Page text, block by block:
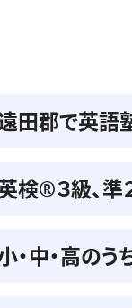
田郡で英語
検®️３級、準
・中・高の